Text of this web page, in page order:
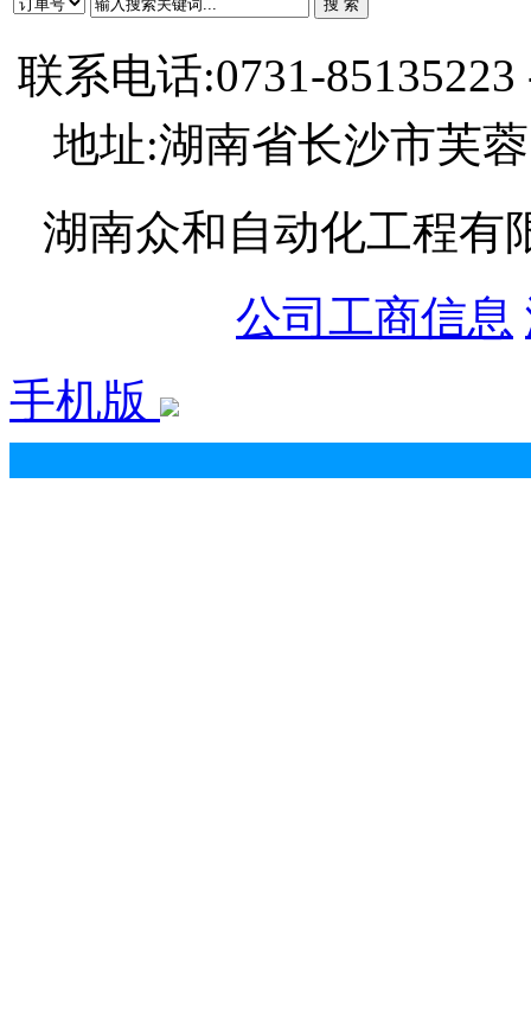
联系电话:0731-
地址:湖南省长沙市芙
湖南众和自动化工程有
公司工商信息
手机版